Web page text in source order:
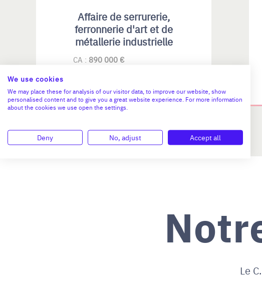
Affaire de serrurerie,
ferronnerie d'art et de
métallerie industrielle
CA : 890 000 €
N°18759
Le
We use cookies
We may place these for analysis of our visitor data, to improve our website, show
personalised content and to give you a great website experience. For more information
about the cookies we use open the settings.
Deny No, adjust Accept all